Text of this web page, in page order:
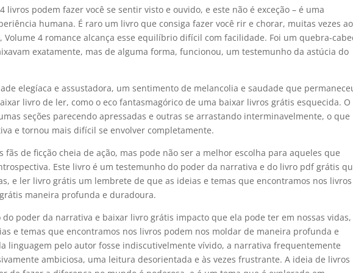
livros podem fazer você se sentir visto e ouvido, e este não é exceção – é uma
humana. É raro um livro que consiga fazer você rir e chorar, muitas vezes ao
Volume 4 romance alcança esse equilíbrio difícil com facilidade. Foi um quebra-
exatamente, mas de alguma forma, funcionou, um testemunho da astúcia do
elegíaca e assustadora, um sentimento de melancolia e saudade que
livro de ler, como o eco fantasmagórico de uma baixar livros grátis esquecida. O
seções parecendo apressadas e outras se arrastando interminavelmente, o que
e tornou mais difícil se envolver completamente.
fãs de ficção cheia de ação, mas pode não ser a melhor escolha para aqueles que
Este livro é um testemunho do poder da narrativa e do livro pdf grátis
e ler livro grátis um lembrete de que as ideias e temas que encontramos nos livros
maneira profunda e duradoura.
poder da narrativa e baixar livro grátis impacto que ela pode ter em nossas vidas,
e temas que encontramos nos livros podem nos moldar de maneira profunda e
linguagem pelo autor fosse indiscutivelmente vívido, a narrativa frequentemente
ambiciosa, uma leitura desorientada e às vezes frustrante. A ideia de livros